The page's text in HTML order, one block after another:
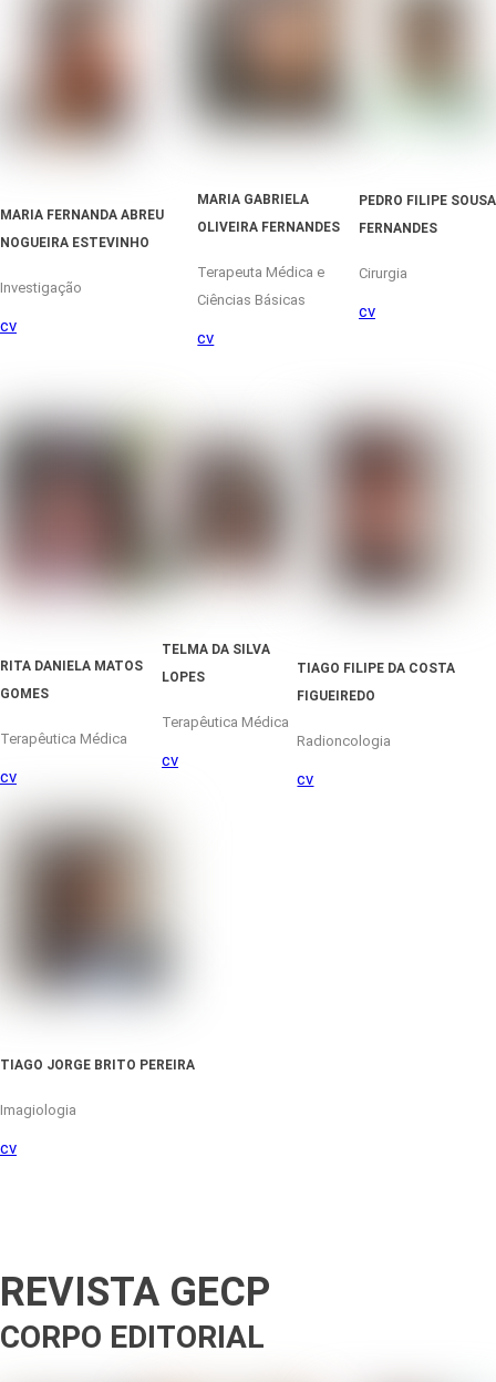
MARIA FERNANDA ABREU
NOGUEIRA ESTEVINHO
Investigação
cv
MARIA GABRIELA
OLIVEIRA FERNANDES
Terapeuta Médica e
Ciências Básicas
cv
PEDRO FILIPE SOUSA
FERNANDES
Cirurgia
cv
RITA DANIELA MATOS
GOMES
Terapêutica Médica
cv
TELMA DA SILVA
LOPES
Terapêutica Médica
cv
TIAGO FILIPE DA COSTA
FIGUEIREDO
Radioncologia
cv
TIAGO JORGE BRITO PEREIRA
Imagiologia
cv
REVISTA GECP
CORPO EDITORIAL